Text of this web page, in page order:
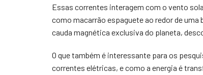
Essas correntes interagem com o vento
como macarrão espaguete ao redor de
cauda magnética exclusiva do planeta,
O que também é interessante para os
correntes elétricas, e como a energia é